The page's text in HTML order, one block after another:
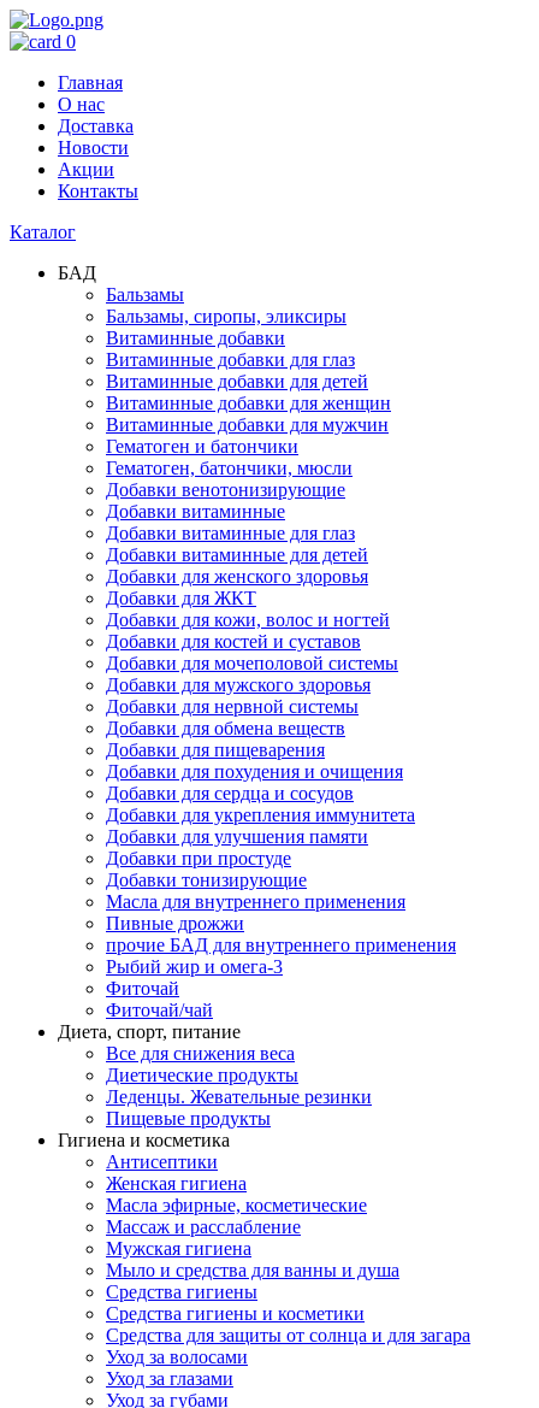
0
Главная
О нас
Доставка
Новости
Акции
Контакты
Каталог
БАД
Бальзамы
Бальзамы, сиропы, эликсиры
Витаминные добавки
Витаминные добавки для глаз
Витаминные добавки для детей
Витаминные добавки для женщин
Витаминные добавки для мужчин
Гематоген и батончики
Гематоген, батончики, мюсли
Добавки венотонизирующие
Добавки витаминные
Добавки витаминные для глаз
Добавки витаминные для детей
Добавки для женского здоровья
Добавки для ЖКТ
Добавки для кожи, волос и ногтей
Добавки для костей и суставов
Добавки для мочеполовой системы
Добавки для мужского здоровья
Добавки для нервной системы
Добавки для обмена веществ
Добавки для пищеварения
Добавки для похудения и очищения
Добавки для сердца и сосудов
Добавки для укрепления иммунитета
Добавки для улучшения памяти
Добавки при простуде
Добавки тонизирующие
Масла для внутреннего применения
Пивные дрожжи
прочие БАД для внутреннего применения
Рыбий жир и омега-3
Фиточай
Фиточай/чай
Диета, спорт, питание
Все для снижения веса
Диетические продукты
Леденцы. Жевательные резинки
Пищевые продукты
Гигиена и косметика
Антисептики
Женская гигиена
Масла эфирные, косметические
Массаж и расслабление
Мужская гигиена
Мыло и средства для ванны и душа
Средства гигиены
Средства гигиены и косметики
Средства для защиты от солнца и для загара
Уход за волосами
Уход за глазами
Уход за губами